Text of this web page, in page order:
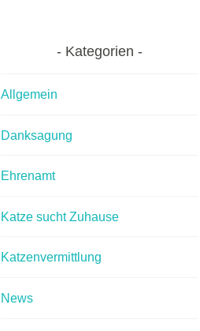
Kategorien
Allgemein
Danksagung
Ehrenamt
Katze sucht Zuhause
Katzenvermittlung
News